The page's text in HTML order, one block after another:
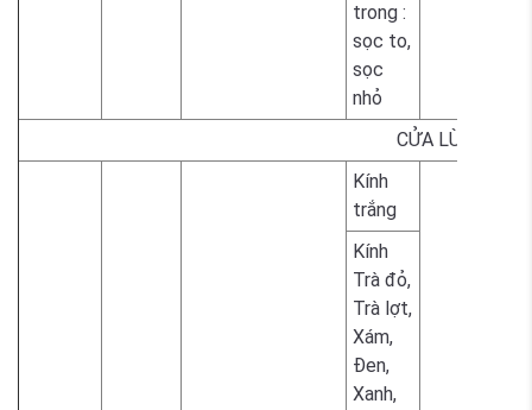
trong :
sọc to,
sọc
nhỏ
CỬA LÙA
Kính
trắng
Kính
Trà đỏ,
Trà lợt,
Xám,
Đen,
Xanh,